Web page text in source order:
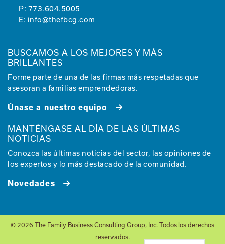
P: 773.604.5005
E: info@thefbcg.com
BUSCAMOS A LOS MEJORES Y MÁS
BRILLANTES
Forme parte de una de las firmas más respetadas que
asesoran a familias emprendedoras.
Únase a nuestro equipo
MANTÉNGASE AL DÍA DE LAS ÚLTIMAS
NOTICIAS
Conozca las últimas noticias del sector, las opiniones de
los expertos y lo más destacado de la comunidad.
Novedades
© 2026 The Family Business Consulting Group, Inc. Todos los derechos
reservados.